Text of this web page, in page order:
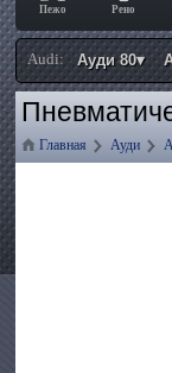
Пежо Рено
Audi: Ауди 80▾
Главная Ауди